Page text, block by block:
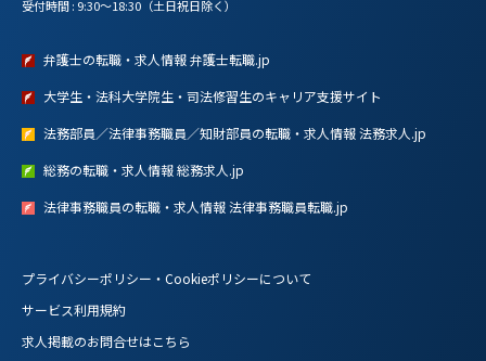
受付時間 : 9:30～18:30（土日祝日除く）
弁護士の転職・求人情報 弁護士転職.jp
大学生・法科大学院生・司法修習生のキャリア支援サイト
法務部員／法律事務職員／知財部員の転職・求人情報 法務求人.jp
総務の転職・求人情報 総務求人.jp
法律事務職員の転職・求人情報 法律事務職員転職.jp
プライバシーポリシー・Cookieポリシーについて
サービス利用規約
求人掲載のお問合せはこちら